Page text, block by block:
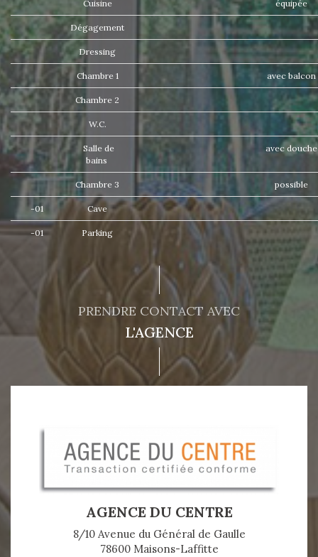
Cuisine équipée
Dégagement
Dressing
Chambre 1 avec balcon
Chambre 2
W.C.
Salle de
bains
avec
Chambre 3 possible
-01 Cave
-01 Parking
PRENDRE CONTACT AVEC
L'AGENCE
AGENCE DU CENTRE
8/10 Avenue du Général de Gaulle
78600 Maisons-Laffitte